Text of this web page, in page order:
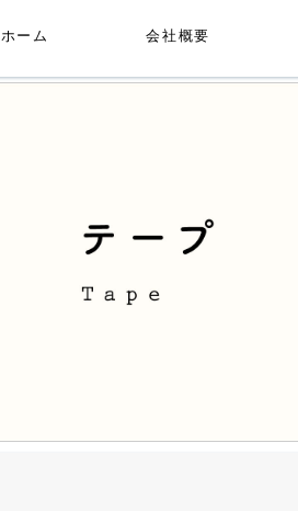
ホーム 会社概要